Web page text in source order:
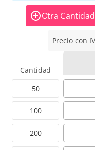
Otra Cantidad
Precio con
Cantidad
50
100
200